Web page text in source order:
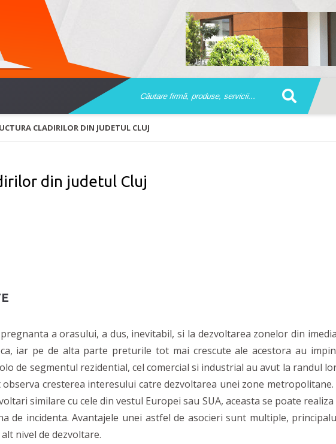
CLADIRILOR DIN JUDETUL CLUJ
din judetul Cluj
a orasului, a dus, inevitabil, si la dezvoltarea zonelor din
iar pe de alta parte preturile tot mai crescute ale acestora au
de segmentul rezidential, cel comercial si industrial au avut la randul
cresterea interesului catre dezvoltarea unei zone
similare cu cele din vestul Europei sau SUA, aceasta se poate
de incidenta. Avantajele unei astfel de asocieri sunt multiple,
nivel de dezvoltare.